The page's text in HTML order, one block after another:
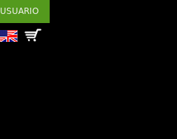
USUARIO